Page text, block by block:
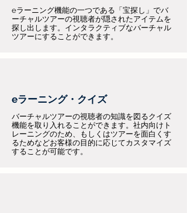
eラーニング機能の一つである「宝探し」でバ
ーチャルツアーの視聴者が隠されたアイテムを
探し出します。インタラクティブなバーチャル
ツアーにすることができます。
eラーニング・クイズ
バーチャルツアーの視聴者の知識を図るクイズ
機能を取り入れることができます。社内向けト
レーニングのため、もしくはツアーを面白くす
るためなどお客様の目的に応じてカスタマイズ
することが可能です。